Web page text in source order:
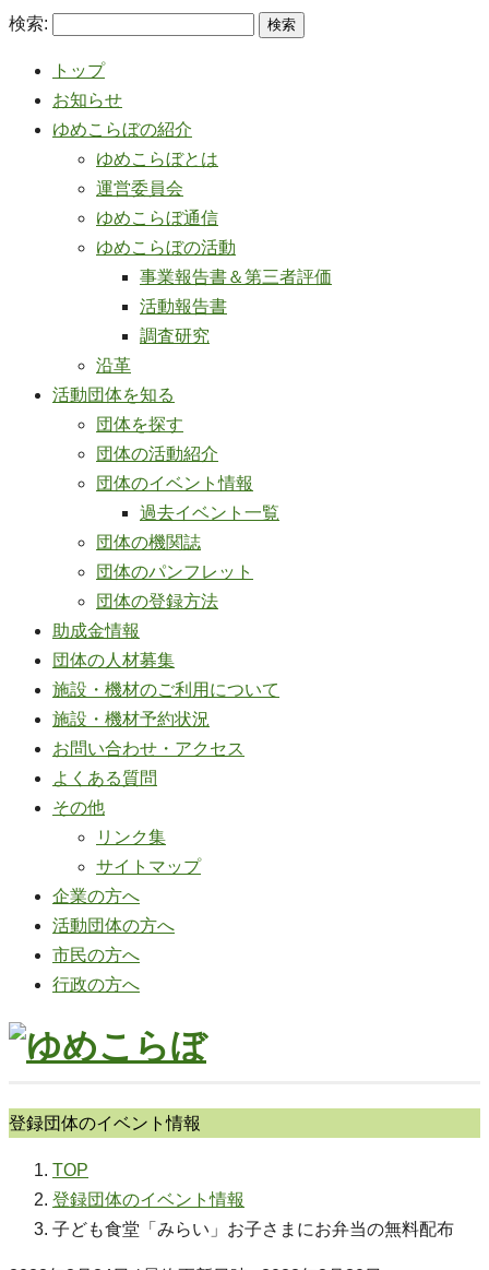
検索:
トップ
お知らせ
ゆめこらぼの紹介
ゆめこらぼとは
運営委員会
ゆめこらぼ通信
ゆめこらぼの活動
事業報告書＆第三者評価
活動報告書
調査研究
沿革
活動団体を知る
団体を探す
団体の活動紹介
団体のイベント情報
過去イベント一覧
団体の機関誌
団体のパンフレット
団体の登録方法
助成金情報
団体の人材募集
施設・機材のご利用について
施設・機材予約状況
お問い合わせ・アクセス
よくある質問
その他
リンク集
サイトマップ
企業の方へ
活動団体の方へ
市民の方へ
行政の方へ
登録団体のイベント情報
TOP
登録団体のイベント情報
子ども食堂「みらい」お子さまにお弁当の無料配布